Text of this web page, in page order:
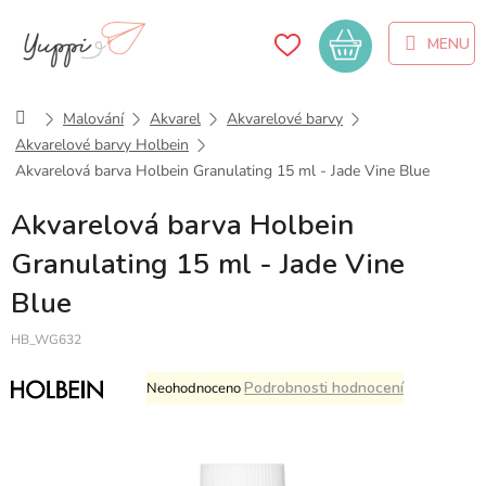
obsah
Nákupní
košík
DomůMalování Akvarel
Akvarelové barvy
Akvarelové barvy Holbein
Akvarelová barva Holbein Granulating 15 ml - Jade Vine Blue
Akvarelová barva Holbein
Granulating 15 ml - Jade Vine
Blue
HB_WG632
Průměrné
hodnocení
NeohodnocenoPodrobnosti hodnocení